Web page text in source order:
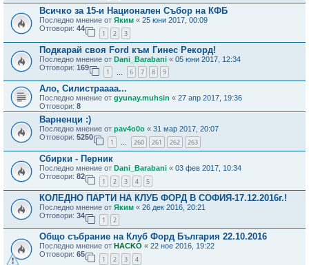
Всичко за 15-и Национален Събор на КФБ
Последно мнение от Яким « 25 юни 2017, 00:09
Отговори: 44
1 2 3
Подкарай своя Ford към Гинес Рекорд!
Последно мнение от Dani_Barabani « 05 юни 2017, 12:34
Отговори: 169
1 6 7 8 9
Ало, Силистраааа...
Последно мнение от gyunay.muhsin « 27 апр 2017, 19:36
Отговори: 8
Варненци :)
Последно мнение от pav4o0o « 31 мар 2017, 20:07
Отговори: 5250
1 … 260 261 262 263
Сбирки - Перник
Последно мнение от Dani_Barabani « 03 фев 2017, 10:34
Отговори: 82
1 2 3 4 5
КОЛЕДНО ПАРТИ НА КЛУБ ФОРД В СОФИЯ-17.12.2016г.!
Последно мнение от Яким « 26 дек 2016, 20:21
Отговори: 34
1 2
Общо събрание на Клуб Форд България 22.10.2016
Последно мнение от HACKO « 22 ное 2016, 19:22
Отговори: 65
1 2 3 4